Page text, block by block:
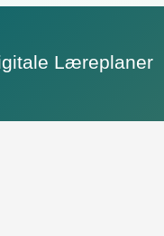
Læreplaner